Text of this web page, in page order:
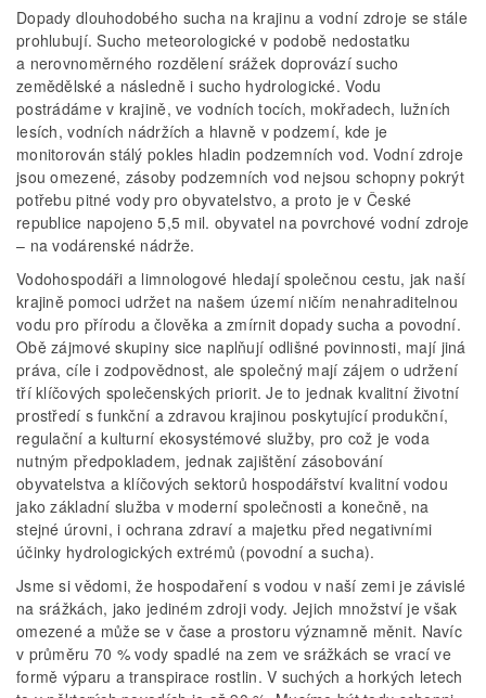
Dopady dlouhodobého sucha na krajinu a vodní zdroje se stále
prohlubují. Sucho meteorologické v podobě nedostatku
a nerovnoměrného rozdělení srážek doprovází sucho
zemědělské a následně i sucho hydrologické. Vodu
postrádáme v krajině, ve vodních tocích, mokřadech, lužních
lesích, vodních nádržích a hlavně v podzemí, kde je
monitorován stálý pokles hladin podzemních vod. Vodní zdroje
jsou omezené, zásoby podzemních vod nejsou schopny pokrýt
potřebu pitné vody pro obyvatelstvo, a proto je v České
republice napojeno 5,5 mil. obyvatel na povrchové vodní zdroje
– na vodárenské nádrže.
Vodohospodáři a limnologové hledají společnou cestu, jak naší
krajině pomoci udržet na našem území ničím nenahraditelnou
vodu pro přírodu a člověka a zmírnit dopady sucha a povodní.
Obě zájmové skupiny sice naplňují odlišné povinnosti, mají jiná
práva, cíle i zodpovědnost, ale společný mají zájem o udržení
tří klíčových společenských priorit. Je to jednak kvalitní životní
prostředí s funkční a zdravou krajinou poskytující produkční,
regulační a kulturní ekosystémové služby, pro což je voda
nutným předpokladem, jednak zajištění zásobování
obyvatelstva a klíčových sektorů hospodářství kvalitní vodou
jako základní služba v moderní společnosti a konečně, na
stejné úrovni, i ochrana zdraví a majetku před negativními
účinky hydrologických extrémů (povodní a sucha).
Jsme si vědomi, že hospodaření s vodou v naší zemi je závislé
na srážkách, jako jediném zdroji vody. Jejich množství je však
omezené a může se v čase a prostoru významně měnit. Navíc
v průměru 70 % vody spadlé na zem ve srážkách se vrací ve
formě výparu a transpirace rostlin. V suchých a horkých letech